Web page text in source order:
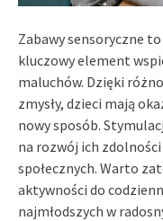
Zabawy sensoryczne
kluczowy element
maluchów. Dzięki
zmysły, dzieci mają
nowy sposób.
na rozwój ich
społecznych. Warto
aktywności do
najmłodszych w